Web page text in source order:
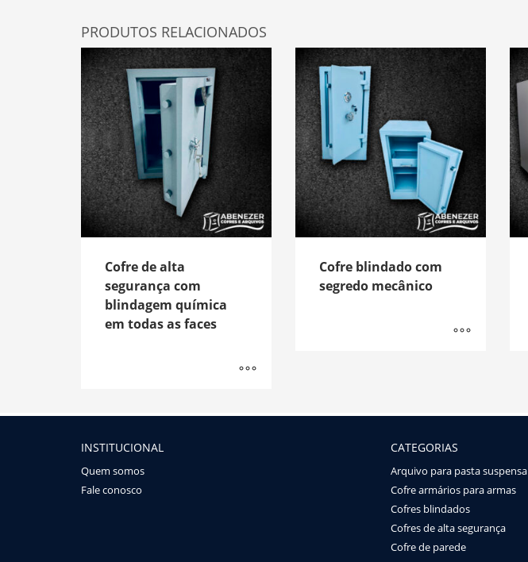
PRODUTOS RELACIONADOS
Cofre de alta
segurança com
blindagem química
em todas as faces
Cofre blindado com
segredo mecânico
INSTITUCIONAL
Quem somos
Fale conosco
CATEGORIAS
Arquivo para pasta suspensa
Cofre armários para armas
Cofres blindados
Cofres de alta segurança
Cofre de parede